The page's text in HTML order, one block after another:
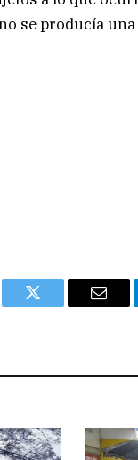
se producía
Twitter Email